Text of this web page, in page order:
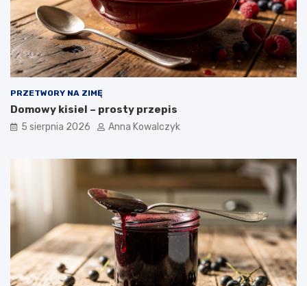
PRZETWORY NA ZIMĘ
Domowy kisiel – prosty przepis
5 sierpnia 2026 Anna Kowalczyk